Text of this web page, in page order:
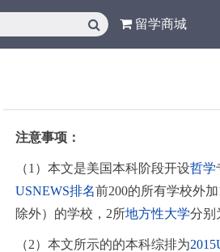
留学商城
注意事项：
（1）本文是美国本科阶段开设哲学
USNEWS排名前200的所有学校外
除外）的学校，2所地方性大学分别
（2）本文所示的的本科综排为